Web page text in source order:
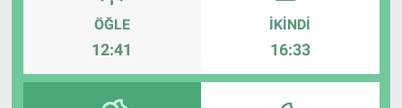
ÖĞLE
12:41
İKINDI
16:33
ASAYİŞ
ÇEVRE
HABERDE İNSAN